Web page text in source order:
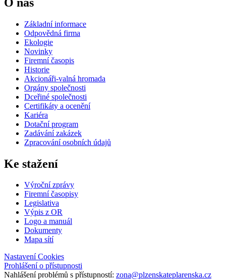
Základní informace
Odpovědná firma
Ekologie
Novinky
Firemní časopis
Historie
Akcionáři-valná hromada
Orgány společnosti
Dceřiné společnosti
Certifikáty a ocenění
Kariéra
Dotační program
Zadávání zakázek
Zpracování osobních údajů
Ke stažení
Výroční zprávy
Firemní časopisy
Legislativa
Výpis z OR
Logo a manuál
Dokumenty
Mapa sítí
Nastavení Cookies
Prohlášení o přístupnosti
Nahlášení problémů s přístupností: zona@plzenskateplarenska.cz